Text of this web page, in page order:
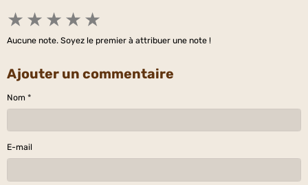
★ ★ ★ ★ ★
Aucune note. Soyez le premier à attribuer une note !
Ajouter un commentaire
Nom
E-mail